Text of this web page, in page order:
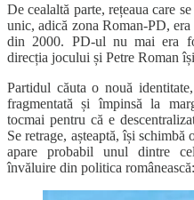
De cealaltă parte, rețeaua care
unic, adică zona Roman-PD,
din 2000. PD-ul nu mai era
direcția jocului și Petre Roman
Partidul căuta o nouă
fragmentată și împinsă la
tocmai pentru că e
Se retrage, așteaptă, își
apare probabil unul dintre
învăluire din politica